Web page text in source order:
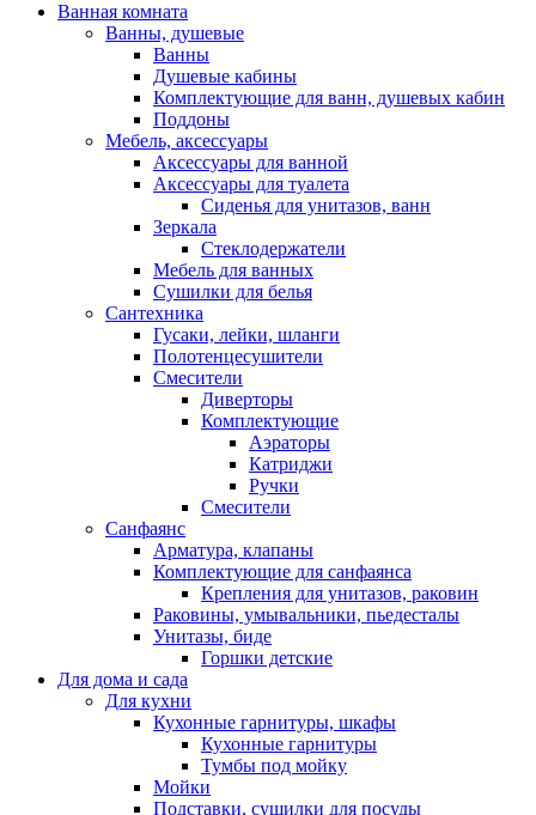
Ванная комната
Ванны, душевые
Ванны
Душевые кабины
Комплектующие для ванн, душевых кабин
Поддоны
Мебель, аксессуары
Аксессуары для ванной
Аксессуары для туалета
Сиденья для унитазов, ванн
Зеркала
Стеклодержатели
Мебель для ванных
Сушилки для белья
Сантехника
Гусаки, лейки, шланги
Полотенцесушители
Смесители
Диверторы
Комплектующие
Аэраторы
Катриджи
Ручки
Смесители
Санфаянс
Арматура, клапаны
Комплектующие для санфаянса
Крепления для унитазов, раковин
Раковины, умывальники, пьедесталы
Унитазы, биде
Горшки детские
Для дома и сада
Для кухни
Кухонные гарнитуры, шкафы
Кухонные гарнитуры
Тумбы под мойку
Мойки
Подставки, сушилки для посуды